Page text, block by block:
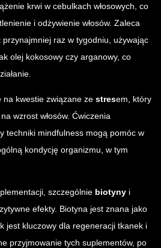
krwi w cebulkach włosowych, co
i odżywienie włosów. Zaleca
raz w tygodniu, używając
olej kokosowy czy arganowy, co
na kwestie związane ze stresem, który
wzrost włosów. Ćwiczenia
techniki mindfulness mogą pomóc w
kondycję organizmu, w tym
szczególnie biotyny i
efekty. Biotyna jest znana jako
jest kluczowy dla regeneracji tkanek i
przyjmowanie tych suplementów, po